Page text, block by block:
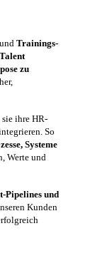
und Trainings-
Talent
zu
ihre HR-
So
Systeme
Werte und
Pipelines und
Kunden